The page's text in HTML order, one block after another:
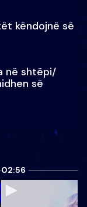
këndojnë së
në shtëpi/
së
02:56